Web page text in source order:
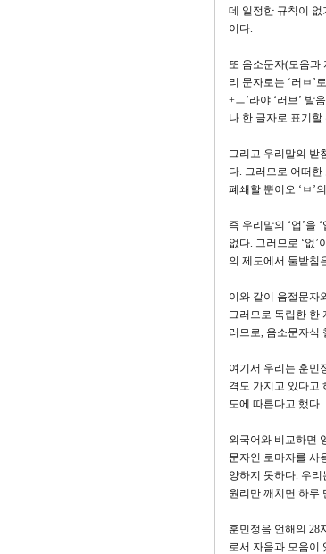
데 일정한 규칙이 없
이다.
또 음소문자(모음과
리 문자로는 ‘러ㅂ’
+ㅡ’라야 ‘러브’ 발
나 한 글자로 표기할
그리고 우리말의 받
다. 그러므로 어떠한
폐쇄할 뿐이오 ‘ㅂ’
즉 우리말의 ‘업’을
없다. 그러므로 ‘없
의 제도에서 둘받침
이와 같이 음절문자
그러므로 독립한 한
러므로, 음소문자식
여기서 우리는 훈민
격도 가지고 있다고
도에 따른다고 했다.
외국어와 비교하면
문자인 로마자를 사
양하지 못하다. 우
원리만 깨치면 하루
훈민정음 언해의 28
로서 자음과 모음이